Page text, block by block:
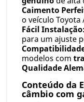
Caimento
o veículo Toyota
Fácil Instalação:
para um ajuste
modelos com
Qualidade
Conteúdo da
câmbio com